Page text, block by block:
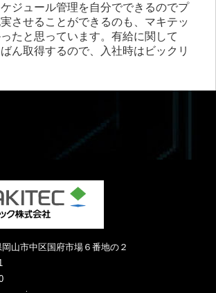
ジュール管理を自分でできるのでプ
させることができるのも、マキテッ
たと思っています。有給に関して
ん取得するので、入社時はビックリ
⼭市中区国府市場６番地の２